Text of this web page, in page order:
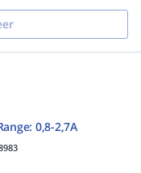
0,8-2,7A